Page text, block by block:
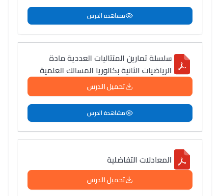
مشاهدة الدرس
سلسلة تمارين المتتاليات العددية مادة
الرياضيات الثانية بكالوريا المسالك العلمية
تحميل الدرس
مشاهدة الدرس
المعادلات التفاضلية
تحميل الدرس